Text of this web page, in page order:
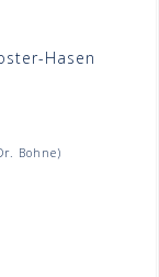
Hasen
Bohne)